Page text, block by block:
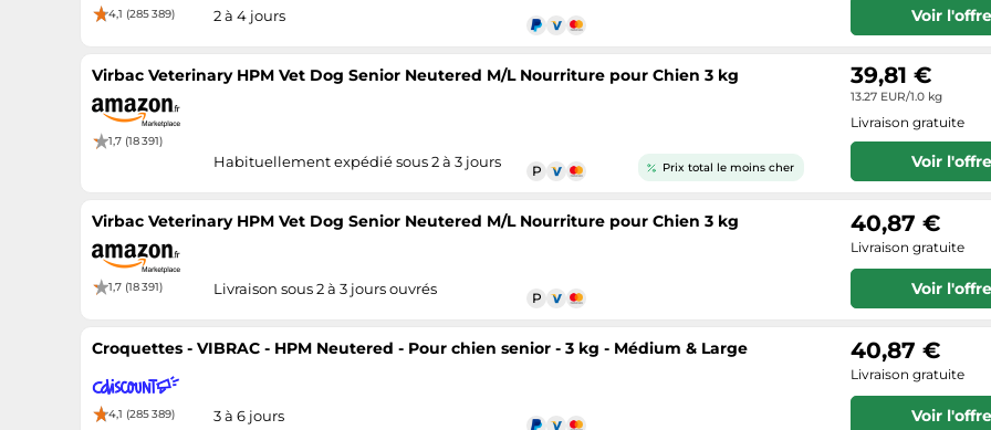
4,1 (285 389) 2 à 4 jours Voir l'offre
Virbac Veterinary HPM Vet Dog Senior Neutered M/L Nourriture pour Chien 3 kg
1,7 (18 391)
Prix total le moins cher
Habituellement expédié sous 2 à 3 jours
39,81 €
13.27 EUR/1.0 kg
Livraison gratuite
Voir l'offre
Virbac Veterinary HPM Vet Dog Senior Neutered M/L Nourriture pour Chien 3 kg
1,7 (18 391) Livraison sous 2 à 3 jours ouvrés
40,87 €
Livraison gratuite
Voir l'offre
Croquettes - VIBRAC - HPM Neutered - Pour chien senior - 3 kg - Médium & Large
4,1 (285 389) 3 à 6 jours
40,87 €
Livraison gratuite
Voir l'offre